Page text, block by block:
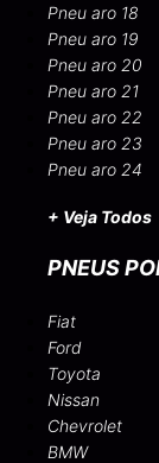
Pneu aro 18
Pneu aro 19
Pneu aro 20
Pneu aro 21
Pneu aro 22
Pneu aro 23
Pneu aro 24
+ Veja Todos
PNEUS
Fiat
Ford
Toyota
Nissan
Chevrolet
BMW